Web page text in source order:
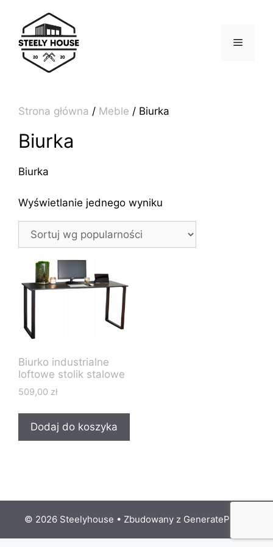
treści
MENU
Strona główna / Meble / Biurka
Biurka
Biurka
Wyświetlanie jednego wyniku
Biurko industrialne
loftowe stolik stalowe
509,00 zł
Dodaj do koszyka
© 2026 Steelyhouse • Zbudowany z GeneratePress